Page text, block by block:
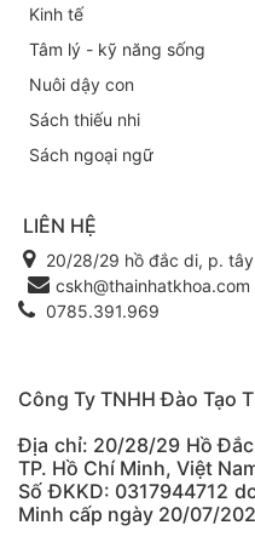
Công Ty TNHH Đào Tạo
Địa chỉ: 20/28/29 Hồ Đắc
TP. Hồ Chí Minh, Việt
Số ĐKKD: 0317944712
Minh cấp ngày 20/07/
Kinh tế
Tâm lý - kỹ năng sống
Nuôi dậy con
Sách thiếu nhi
Sách ngoại ngữ
LIÊN HỆ
20/28/29 hồ đắc di, p.
cskh@thainhatkhoa.com
0785.391.969